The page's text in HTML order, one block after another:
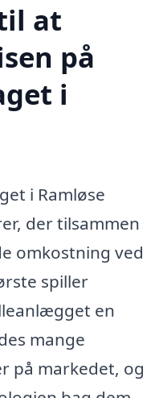
at
på
i
i Ramløse
der tilsammen
omkostning ved
spiller
en
mange
på markedet, og